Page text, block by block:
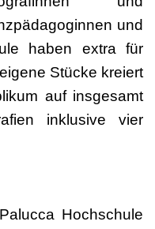
und
haben extra für
Stücke kreiert
auf insgesamt
inklusive vier
Hochschule